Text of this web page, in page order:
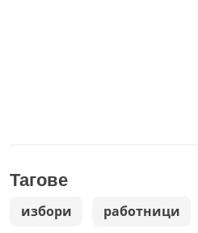
Тагове
избори работници